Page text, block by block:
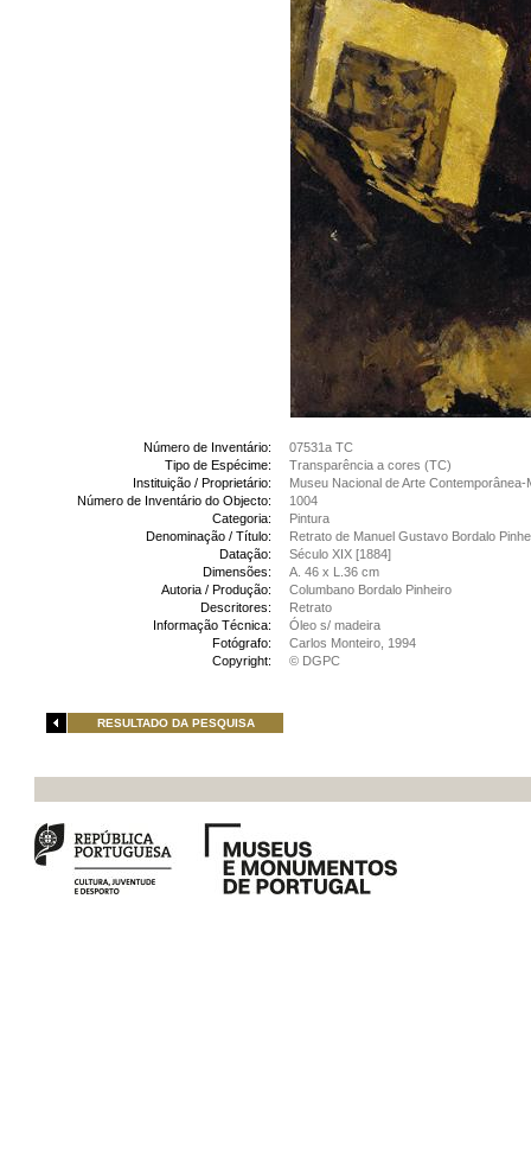
Número de Inventário:
07531a TC
Tipo de Espécime:
Transparência a cores (TC)
Instituição / Proprietário:
Museu Nacional de Arte Contemporânea-
Número de Inventário do Objecto:
1004
Categoria:
Pintura
Denominação / Título:
Retrato de Manuel Gustavo Bordalo
Datação:
Século XIX [1884]
Dimensões:
A. 46 x L.36 cm
Autoria / Produção:
Columbano Bordalo Pinheiro
Descritores:
Retrato
Informação Técnica:
Óleo s/ madeira
Fotógrafo:
Carlos Monteiro, 1994
Copyright:
© DGPC
RESULTADO DA PESQUISA